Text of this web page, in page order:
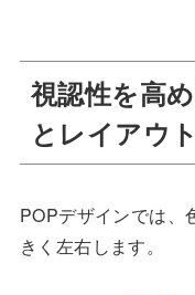
視認性を高
とレイアウ
POPデザインでは、
きく左右します。